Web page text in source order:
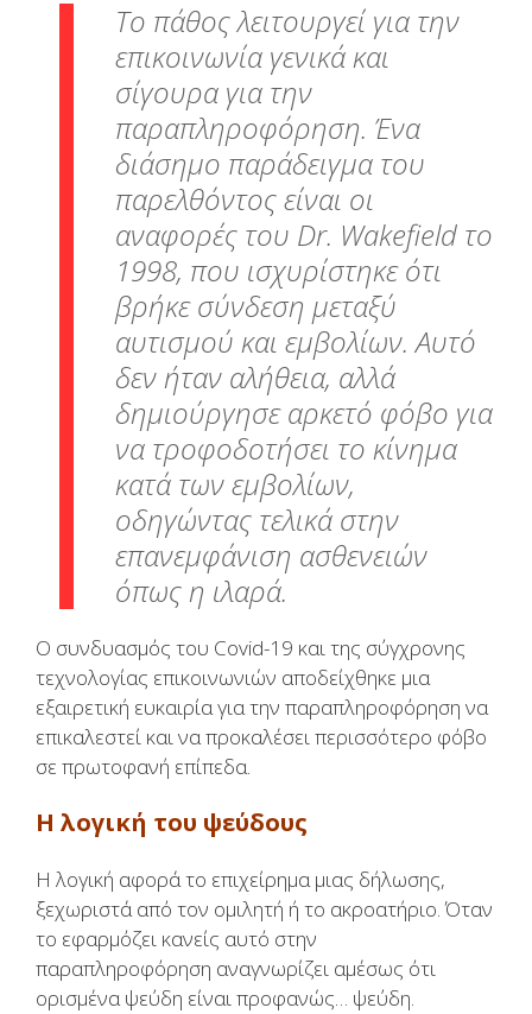
Το πάθος λειτουργεί για την
επικοινωνία γενικά και
σίγουρα για την
παραπληροφόρηση. Ένα
διάσημο παράδειγμα του
παρελθόντος είναι οι
αναφορές του Dr. Wakefield το
1998, που ισχυρίστηκε ότι
βρήκε σύνδεση μεταξύ
αυτισμού και εμβολίων. Αυτό
δεν ήταν αλήθεια, αλλά
δημιούργησε αρκετό φόβο για
να τροφοδοτήσει το κίνημα
κατά των εμβολίων,
οδηγώντας τελικά στην
επανεμφάνιση ασθενειών
όπως η ιλαρά.
Ο συνδυασμός του Covid-19 και της σύγχρονης
τεχνολογίας επικοινωνιών αποδείχθηκε μια
εξαιρετική ευκαιρία για την παραπληροφόρηση να
επικαλεστεί και να προκαλέσει περισσότερο φόβο
σε πρωτοφανή επίπεδα.
Η λογική του ψεύδους
Η λογική αφορά το επιχείρημα μιας δήλωσης,
ξεχωριστά από τον ομιλητή ή το ακροατήριο. Όταν
το εφαρμόζει κανείς αυτό στην
παραπληροφόρηση αναγνωρίζει αμέσως ότι
ορισμένα ψεύδη είναι προφανώς… ψεύδη.